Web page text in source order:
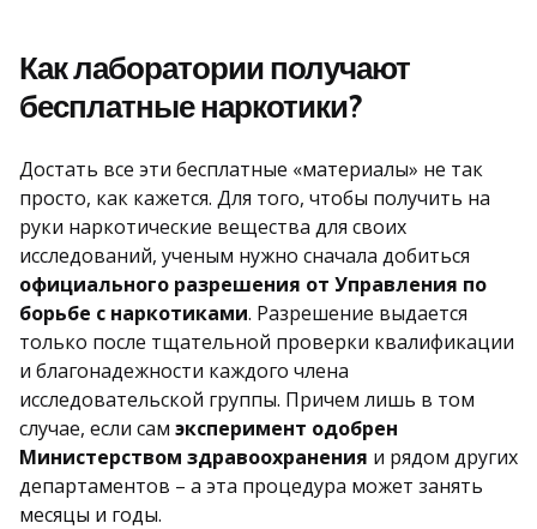
Как лаборатории получают
бесплатные наркотики?
Достать все эти бесплатные «материалы» не так
просто, как кажется. Для того, чтобы получить на
руки наркотические вещества для своих
исследований, ученым нужно сначала добиться
официального разрешения от Управления по
борьбе с наркотиками. Разрешение выдается
только после тщательной проверки квалификации
и благонадежности каждого члена
исследовательской группы. Причем лишь в том
случае, если сам эксперимент одобрен
Министерством здравоохранения и рядом других
департаментов – а эта процедура может занять
месяцы и годы.